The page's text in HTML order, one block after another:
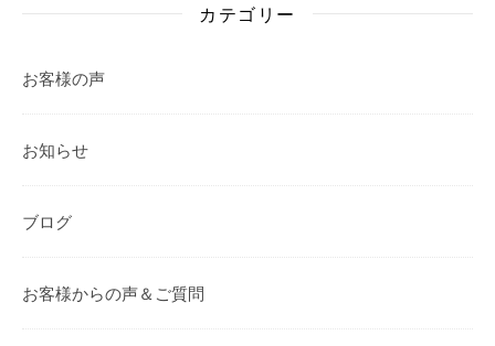
カテゴリー
お客様の声
お知らせ
ブログ
お客様からの声＆ご質問